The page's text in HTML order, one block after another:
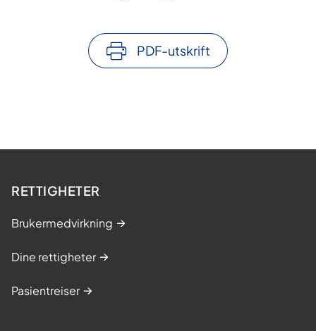
PDF-utskrift
RETTIGHETER
Brukermedvirkning
Dine rettigheter
Pasientreiser